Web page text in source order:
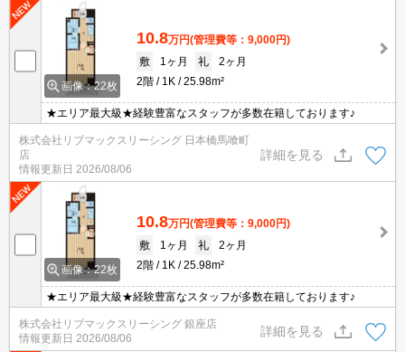
画像：22枚
10.8万円(管理費等：9,000円)
敷
1ヶ月 礼
2ヶ月
2階
1K 25.98m²
★エリア最大級★経験豊富なスタッフが多数在籍しております♪
株式会社リブマックスリーシング 日本橋馬喰町
店
情報更新日 2026/08/06
詳細を見る
画像：22枚
10.8万円(管理費等：9,000円)
敷
1ヶ月 礼
2ヶ月
2階
1K 25.98m²
★エリア最大級★経験豊富なスタッフが多数在籍しております♪
株式会社リブマックスリーシング 銀座店
情報更新日 2026/08/06
詳細を見る